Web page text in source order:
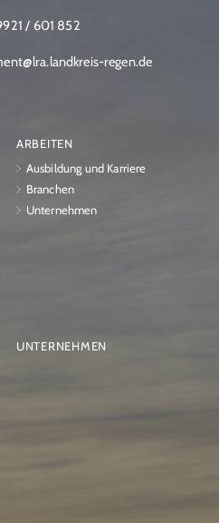
/ 601 852
regen.de
ARBEITEN
Ausbildung und Karriere
Branchen
Unternehmen
UNTERNEHMEN